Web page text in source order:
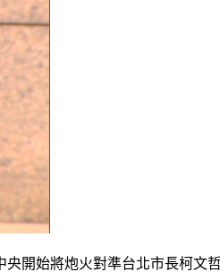
開始將炮火對準台北市長柯文